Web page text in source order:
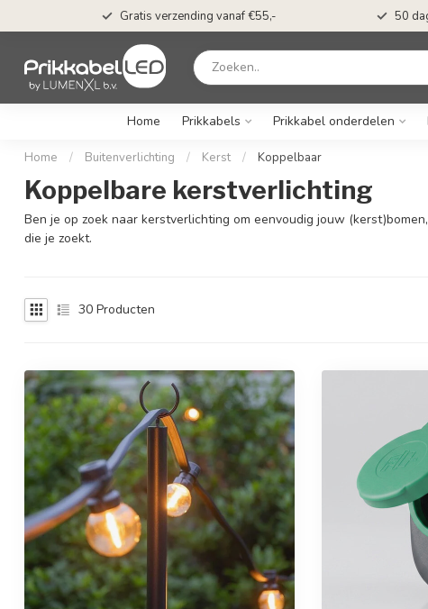
Gratis verzending vanaf €55,- 50
Home Prikkabels Prikkabel onderdelen
Home / Buitenverlichting / Kerst / Koppelbaar
Koppelbare kerstverlichting
Ben je op zoek naar kerstverlichting om eenvoudig jouw
die je zoekt.
30 Producten